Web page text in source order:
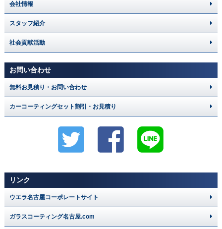
会社情報
スタッフ紹介
社会貢献活動
お問い合わせ
無料お見積り・お問い合わせ
カーコーティングセット割引・お見積り
リンク
ウエラ名古屋コーポレートサイト
ガラスコーティング名古屋.com